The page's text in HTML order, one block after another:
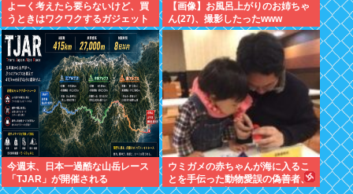
よーく考えたら要らないけど、買
うときはワクワクするガジェット
おしえろ
【画像】お風呂上がりのお姉ちゃ
ん(27)、撮影したったwww
今週末、日本一過酷な山岳レース
「TJAR」が開催される
ウミガメの赤ちゃんが海に入るこ
とを手伝った動物愛誤の偽善者、